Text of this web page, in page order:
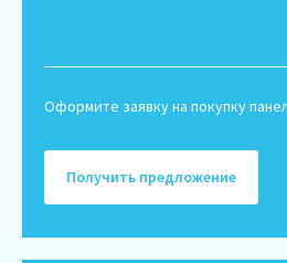
Оформите заявку на покупку
Получить предложение